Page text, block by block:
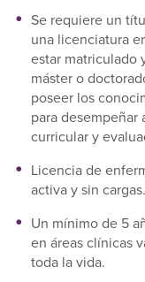
Se requiere un
una licenciatura
estar matriculado
máster o
poseer los
para
curricular y
Licencia de
activa y sin cargas.
Un mínimo de 5
en áreas clínicas
toda la vida.